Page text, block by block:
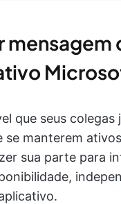
mensagem
que seus colegas
se manterem
sua parte para